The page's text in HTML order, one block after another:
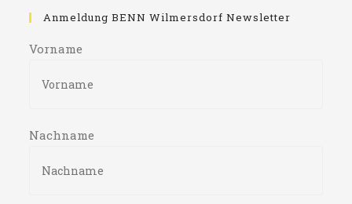
Anmeldung BENN Wilmersdorf Newsletter
Vorname
Nachname